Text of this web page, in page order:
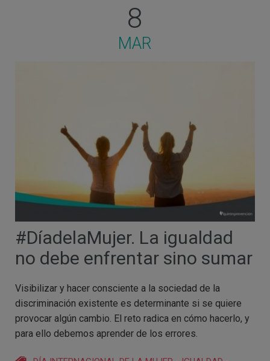
8
MAR
#DíadelaMujer. La igualdad
no debe enfrentar sino sumar
Visibilizar y hacer consciente a la sociedad de la
discriminación existente es determinante si se quiere
provocar algún cambio. El reto radica en cómo hacerlo, y
para ello debemos aprender de los errores.